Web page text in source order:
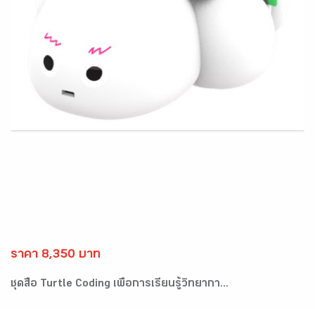
ราคา 8,350 บาท
ชุดสื่อ Turtle Coding เพื่อการเรียนรู้วิทยากา...